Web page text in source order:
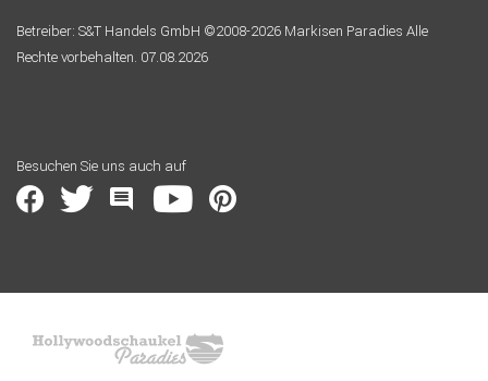
Betreiber: S&T Handels GmbH ©2008-2026 Markisen Paradies Alle
Rechte vorbehalten. 07.08.2026
Besuchen Sie uns auch auf